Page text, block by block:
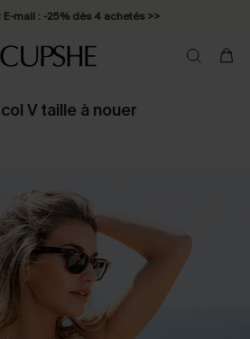
mail : -25% dès 4 achetés >>
V taille à nouer